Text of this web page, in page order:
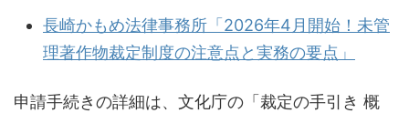
長崎かもめ法律事務所「2026年4月開始！未管
理著作物裁定制度の注意点と実務の要点」
申請手続きの詳細は、文化庁の「裁定の手引き 概